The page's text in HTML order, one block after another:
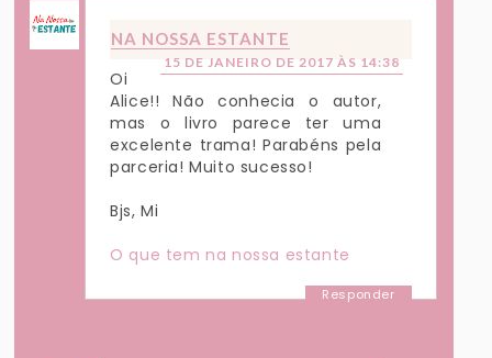
NA NOSSA ESTANTE
15 DE JANEIRO DE 2017 ÀS 14:38
Oi
Alice!! Não conhecia o autor,
mas o livro parece ter uma
excelente trama! Parabéns pela
parceria! Muito sucesso!
Bjs, Mi
O que tem na nossa estante
Responder